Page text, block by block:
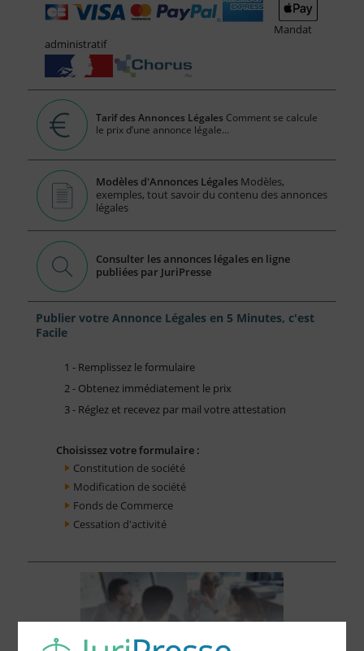
Mandat
administratif
Tarif des Annonces Légales Comment se calcule
le prix d’une annonce légale...
Modèles d'Annonces Légales Modèles,
exemples, tout savoir du contenu des annonces
légales
Consulter les annonces légales en ligne
publiées par JuriPresse
Publier votre Annonce Légales en 5 Minutes, c'est
Facile
1 - Remplissez le formulaire
2 - Obtenez immédiatement le prix
3 - Réglez et recevez par mail votre attestation
Choisissez votre formulaire :
Constitution de société
Modification de société
Fonds de Commerce
Cessation d'activité